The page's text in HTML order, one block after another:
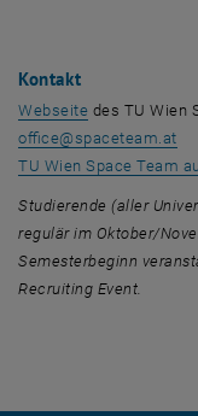
Kontakt
Webseite, öffnet eine
des TU Wien
office@spaceteam .at
TU WienSpace Team
Studierende (aller
regulär im Oktober/
Semesterbeginn
Recruiting Event